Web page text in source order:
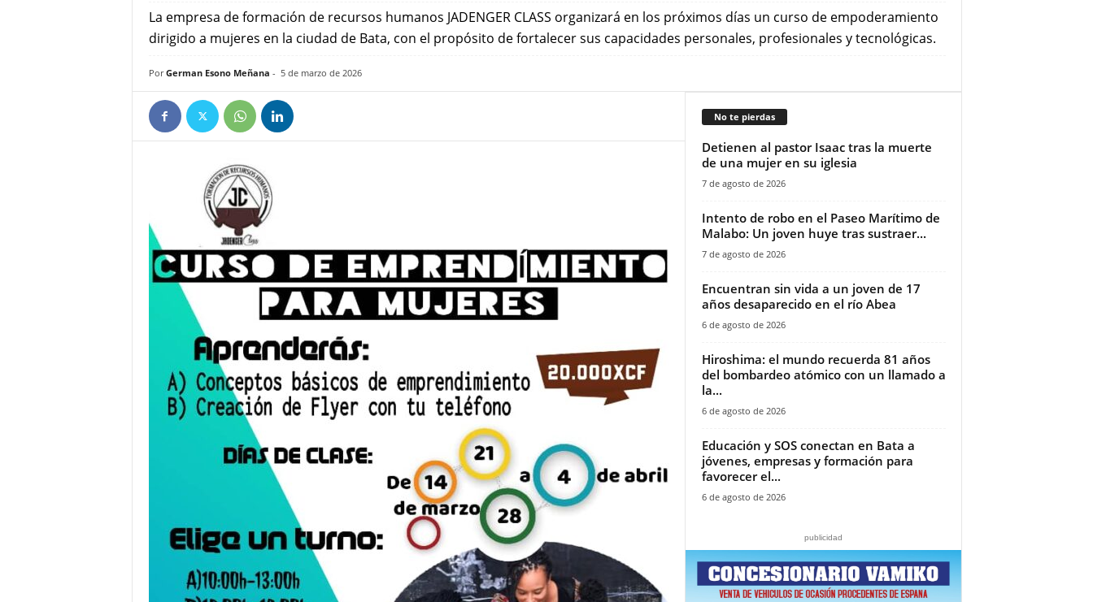
La empresa de formación de recursos humanos JADENGER CLASS organizará en los próximos días un curso de empoderamiento
dirigido a mujeres en la ciudad de Bata, con el propósito de fortalecer sus capacidades personales, profesionales y tecnológicas.
Por German Esono Meñana - 5 de marzo de 2026
No te pierdas
‎Detienen al pastor Isaac tras la muerte
de una mujer en su iglesia‎
7 de agosto de 2026
Intento de robo en el Paseo Marítimo de
Malabo: Un joven huye tras sustraer...
7 de agosto de 2026
Encuentran sin vida a un joven de 17
años desaparecido en el río Abea
6 de agosto de 2026
Hiroshima: el mundo recuerda 81 años
del bombardeo atómico con un llamado a
la...
6 de agosto de 2026
Educación y SOS conectan en Bata a
jóvenes, empresas y formación para
favorecer el...
6 de agosto de 2026
publicidad